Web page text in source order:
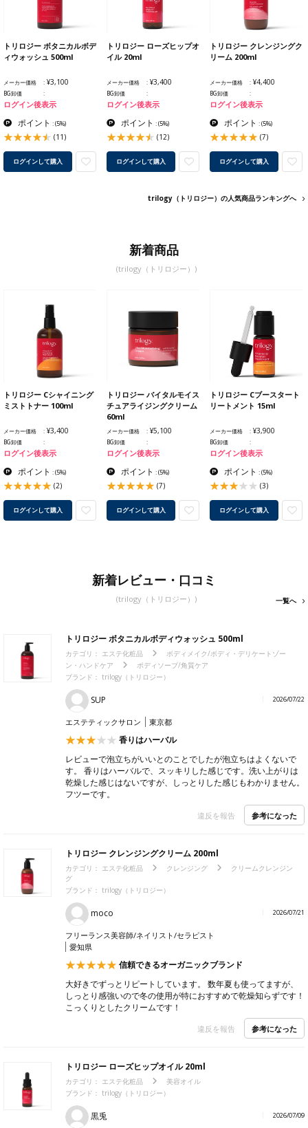
トリロジー ボタニカルボデ
ィウォッシュ 500ml
メーカー価格 ¥3,100
BG卸価
ログイン後表示
ポイント :(5%)
(11)
ログインして購入
トリロジー ローズヒップオ
イル 20ml
メーカー価格 ¥3,400
BG卸価
ログイン後表示
ポイント :(5%)
(12)
ログインして購入
トリロジー クレンジングク
リーム 200ml
メーカー価格 ¥4,400
BG卸価
ログイン後表示
ポイント :(5%)
(7)
ログインして購入
trilogy（トリロジー）の人気商品ランキングへ
新着商品
(trilogy（トリロジー）)
トリロジー Cシャイニング
ミストトナー 100ml
メーカー価格 ¥3,400
BG卸価
ログイン後表示
ポイント :(5%)
(2)
ログインして購入
トリロジー バイタルモイス
チュアライジングクリーム
60ml
メーカー価格 ¥5,100
BG卸価
ログイン後表示
ポイント :(5%)
(7)
ログインして購入
トリロジー Cブースタート
リートメント 15ml
メーカー価格 ¥3,900
BG卸価
ログイン後表示
ポイント :(5%)
(3)
ログインして購入
新着レビュー・口コミ
(trilogy（トリロジー）) 一覧へ
トリロジー ボタニカルボディウォッシュ 500ml
カテゴリ： エステ化粧品
ボディメイク/ボディ・デリケートゾー
ン・ハンドケア
ボディソープ/角質ケア
ブランド： trilogy（トリロジー）
SUP 2026/07/22
エステティックサロン 東京都
香りはハーバル
レビューで泡立ちがいいとのことでしたが泡立ちはよくないで
す。 香りはハーバルで、スッキリした感じです。洗い上がりは
乾燥した感じはないですが、しっとりした感じもわかりません。
フツーです。
違反を報告 参考になった
トリロジー クレンジングクリーム 200ml
カテゴリ： エステ化粧品 クレンジング
クリームクレンジン
グ
ブランド： trilogy（トリロジー）
moco 2026/07/21
フリーランス美容師/ネイリスト/セラピスト
愛知県
信頼できるオーガニックブランド
大好きでずっとリピートしています。 数年夏も使ってますが、
しっとり感強いので冬の使用が特におすすめで乾燥知らずです！
こっくりとしたクリームです！
違反を報告 参考になった
トリロジー ローズヒップオイル 20ml
カテゴリ： エステ化粧品
美容オイル
ブランド： trilogy（トリロジー）
黒兎 2026/07/09